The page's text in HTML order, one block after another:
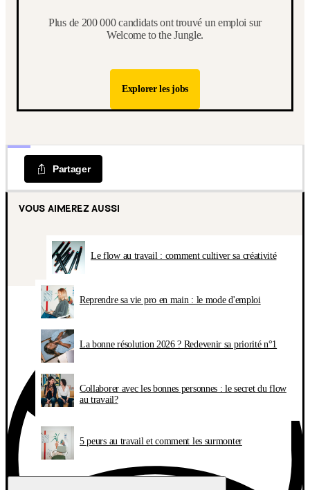
Plus de 200 000 candidats ont trouvé un emploi sur
Welcome to the Jungle.
Explorer les jobs
Partager
VOUS AIMEREZ AUSSI
Le flow au travail : comment cultiver sa créativité
Reprendre sa vie pro en main : le mode d'emploi
La bonne résolution 2026 ? Redevenir sa priorité n°1
Collaborer avec les bonnes personnes : le secret du flow
au travail?
5 peurs au travail et comment les surmonter